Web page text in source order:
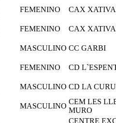
FEMENINO CAX XATIVA
FEMENINO CAX XATIVA
MASCULINO CC GARBI
FEMENINO CD
MASCULINO CD LA
MASCULINO
CEM LES
MURO
CENTRE